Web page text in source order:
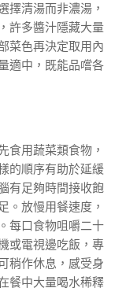
擇清湯而非濃湯，
許多醬汁隱藏大量
菜色再決定取用內
適中，既能品嚐各
食用蔬菜類食物，
的順序有助於延緩
有足夠時間接收飽
。放慢用餐速度，
每口食物咀嚼二十
或電視邊吃飯，專
稍作休息，感受身
餐中大量喝水稀釋